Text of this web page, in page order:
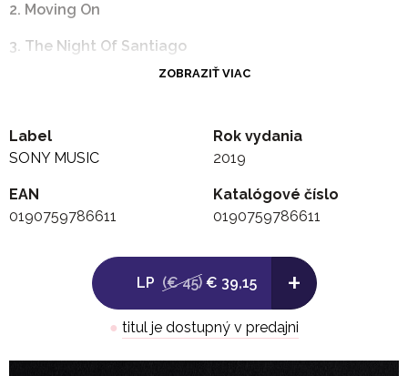
2. Moving On
3. The Night Of Santiago
4. Thanks For The Dance
Side B:
1. It's Torn
2. The Goal
5. Listen To The Hummingbird
ZOBRAZIŤ VIAC
Label
SONY MUSIC
Rok vydania
2019
EAN
0190759786611
Katalógové číslo
0190759786611
LP (€ 45) € 39,15 +
● titul je dostupný v predajni